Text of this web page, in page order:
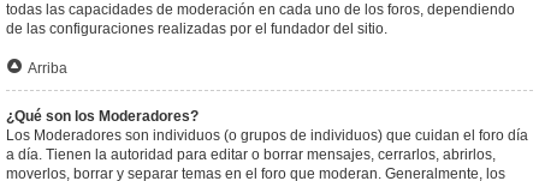
todas las capacidades de moderación en cada uno de los foros, dependiendo
de las configuraciones realizadas por el fundador del sitio.
Arriba
¿Qué son los Moderadores?
Los Moderadores son individuos (o grupos de individuos) que cuidan el foro día
a día. Tienen la autoridad para editar o borrar mensajes, cerrarlos, abrirlos,
moverlos, borrar y separar temas en el foro que moderan. Generalmente, los